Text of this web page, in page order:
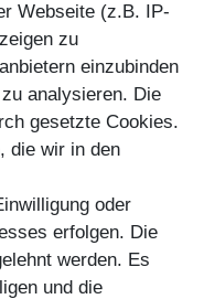
Webseite (z.B. IP-
zu
einzubinden
analysieren. Die
gesetzte Cookies.
die wir in den
oder
erfolgen. Die
werden. Es
und die